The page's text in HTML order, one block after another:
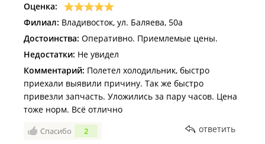
Оценка:
Филиал: Владивосток, ул. Баляева, 50а
Достоинства: Оперативно. Приемлемые цены.
Недостатки: Не увидел
Комментарий: Полетел холодильник, быстро
приехали выявили причину. Так же быстро
привезли запчасть. Уложились за пару часов. Цена
тоже норм. Всё отлично
Спасибо 2 ответить